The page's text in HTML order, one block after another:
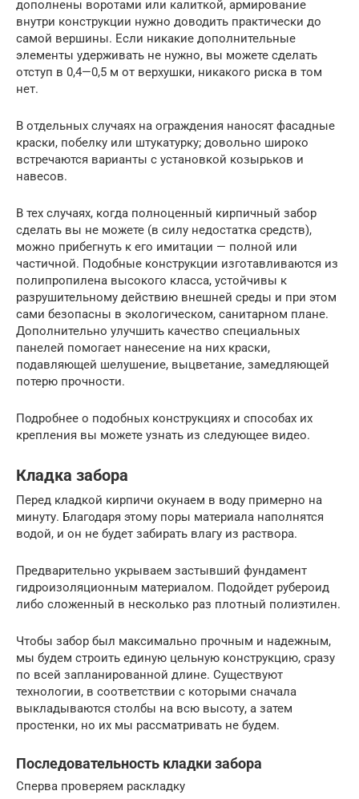
дополнены воротами или калиткой, армирование
внутри конструкции нужно доводить практически до
самой вершины. Если никакие дополнительные
элементы удерживать не нужно, вы можете сделать
отступ в 0,4—0,5 м от верхушки, никакого риска в том
нет.
В отдельных случаях на ограждения наносят фасадные
краски, побелку или штукатурку; довольно широко
встречаются варианты с установкой козырьков и
навесов.
В тех случаях, когда полноценный кирпичный забор
сделать вы не можете (в силу недостатка средств),
можно прибегнуть к его имитации — полной или
частичной. Подобные конструкции изготавливаются из
полипропилена высокого класса, устойчивы к
разрушительному действию внешней среды и при этом
сами безопасны в экологическом, санитарном плане.
Дополнительно улучшить качество специальных
панелей помогает нанесение на них краски,
подавляющей шелушение, выцветание, замедляющей
потерю прочности.
Подробнее о подобных конструкциях и способах их
крепления вы можете узнать из следующее видео.
Кладка забора
Перед кладкой кирпичи окунаем в воду примерно на
минуту. Благодаря этому поры материала наполнятся
водой, и он не будет забирать влагу из раствора.
Предварительно укрываем застывший фундамент
гидроизоляционным материалом. Подойдет рубероид
либо сложенный в несколько раз плотный полиэтилен.
Чтобы забор был максимально прочным и надежным,
мы будем строить единую цельную конструкцию, сразу
по всей запланированной длине. Существуют
технологии, в соответствии с которыми сначала
выкладываются столбы на всю высоту, а затем
простенки, но их мы рассматривать не будем.
Последовательность кладки забора
Сперва проверяем раскладку